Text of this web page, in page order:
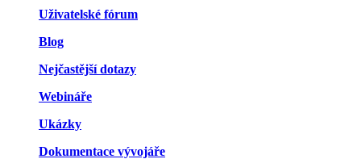
Uživatelské fórum
Blog
Nejčastější dotazy
Webináře
Ukázky
Dokumentace vývojáře